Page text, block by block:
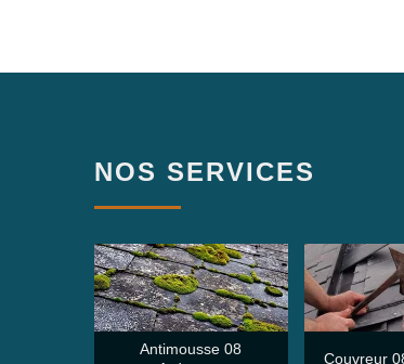
NOS SERVICES
Antimousse 08
Couvreur